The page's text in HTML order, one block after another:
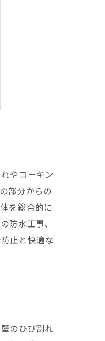
やコーキン
部分からの
を総合的に
防水工事、
止と快適な
のひび割れ